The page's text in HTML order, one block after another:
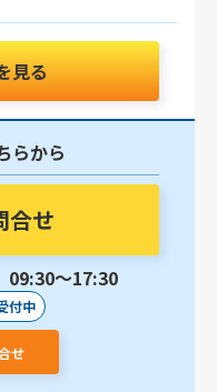
見る
らから
合せ
09:30〜17:30
付中
せ